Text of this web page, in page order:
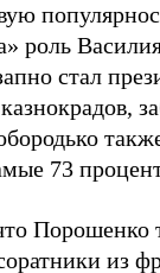
роль
стал
73
Порошенко
из